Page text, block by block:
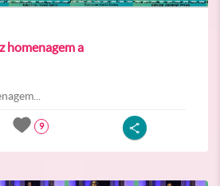
homenagem a
9